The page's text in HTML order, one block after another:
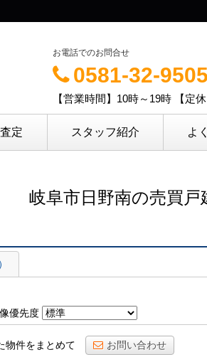
お電話でのお問合せ
0581-32-9505
【営業時間】10時～19時 【定
定 スタッフ紹介 よ
岐阜市日野南の売買戸
優先度
物件をまとめて お問い合わせ